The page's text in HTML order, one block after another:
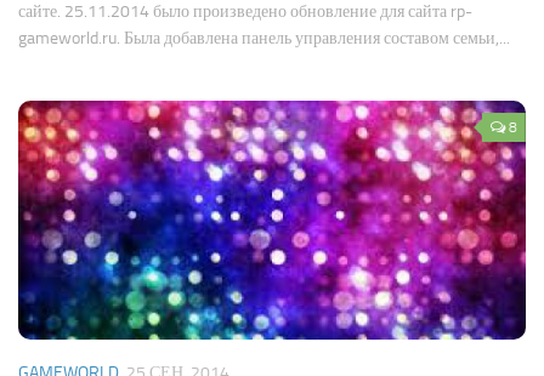
сайте. 25.11.2014 было произведено обновление для сайта rp-
gameworld.ru. Была добавлена панель управления составом семьи,...
8